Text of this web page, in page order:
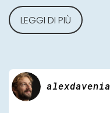
LEGGI DI PIÙ
alexdavenia